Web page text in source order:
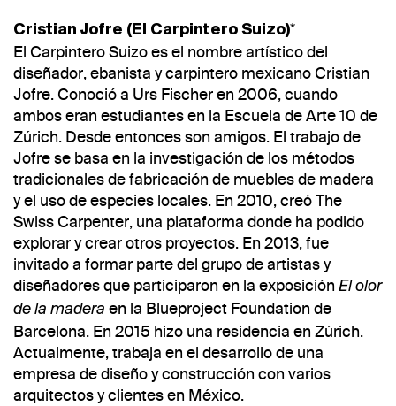
Cristian Jofre (El Carpintero Suizo)*
El Carpintero Suizo es el nombre artístico del
diseñador, ebanista y carpintero mexicano Cristian
Jofre. Conoció a Urs Fischer en 2006, cuando
ambos eran estudiantes en la Escuela de Arte 10 de
Zúrich. Desde entonces son amigos. El trabajo de
Jofre se basa en la investigación de los métodos
tradicionales de fabricación de muebles de madera
y el uso de especies locales. En 2010, creó The
Swiss Carpenter, una plataforma donde ha podido
explorar y crear otros proyectos. En 2013, fue
invitado a formar parte del grupo de artistas y
diseñadores que participaron en la exposición El olor
de la madera en la Blueproject Foundation de
Barcelona. En 2015 hizo una residencia en Zúrich.
Actualmente, trabaja en el desarrollo de una
empresa de diseño y construcción con varios
arquitectos y clientes en México.